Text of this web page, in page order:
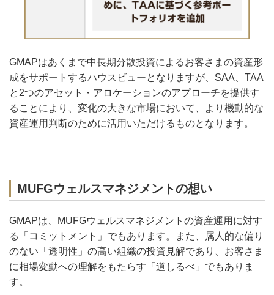
GMAPはあくまで中長期分散投資によるお客さまの資産形
成をサポートするハウスビューとなりますが、SAA、TAA
と2つのアセット・アロケーションのアプローチを提供す
ることにより、変化の大きな市場において、より機動的な
資産運用判断のために活用いただけるものとなります。
MUFGウェルスマネジメントの想い
GMAPは、MUFGウェルスマネジメントの資産運用に対す
る「コミットメント」でもあります。また、属人的な偏り
のない「透明性」の高い組織の投資見解であり、お客さま
に相場変動への理解をもたらす「道しるべ」でもありま
す。